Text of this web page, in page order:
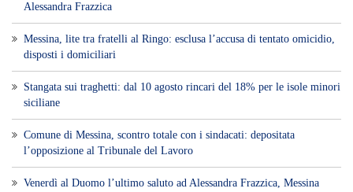
Alessandra Frazzica
Messina, lite tra fratelli al Ringo: esclusa l’accusa di tentato omicidio,
disposti i domiciliari
Stangata sui traghetti: dal 10 agosto rincari del 18% per le isole minori
siciliane
Comune di Messina, scontro totale con i sindacati: depositata
l’opposizione al Tribunale del Lavoro
Venerdì al Duomo l’ultimo saluto ad Alessandra Frazzica, Messina